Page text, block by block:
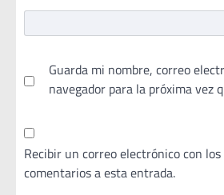
Guarda mi nombre, correo
navegador para la próxima vez
Recibir un correo electrónico con
comentarios a esta entrada.